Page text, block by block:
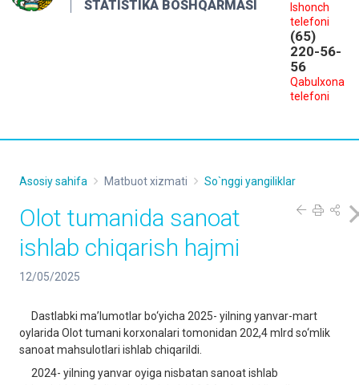
STATISTIKA BOSHQARMASI
Ishonch
telefoni
(65)
220-56-
56
Qabulxona
telefoni
Asosiy sahifa Matbuot xizmati So`nggi yangiliklar
Olot tumanida sanoat
ishlab chiqarish hajmi
12/05/2025
Dastlabki ma’lumotlar bo‘yicha 2025- yilning yanvar-mart
oylarida Olot tumani korxonalari tomonidan 202,4 mlrd so‘mlik
sanoat mahsulotlari ishlab chiqarildi.
2024- yilning yanvar oyiga nisbatan sanoat ishlab